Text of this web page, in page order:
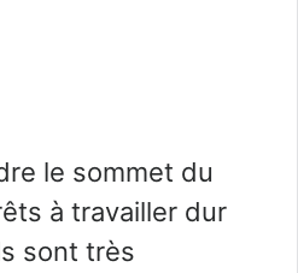
le sommet du
à travailler dur
sont très